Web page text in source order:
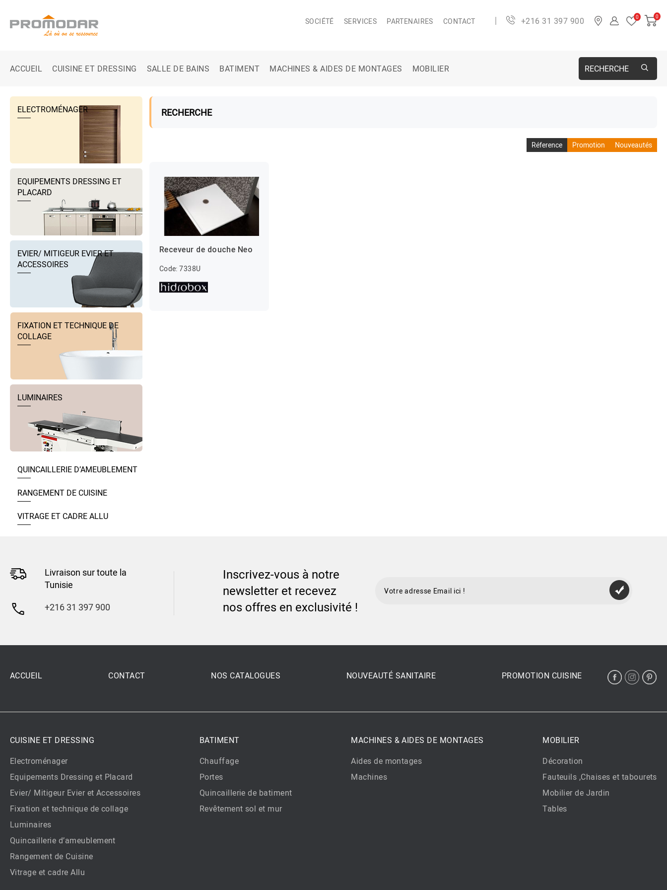
SOCIÉTÉ SERVICES PARTENAIRES CONTACT +216 31 397 900 0 0
ACCUEIL CUISINE ET DRESSING SALLE DE BAINS BATIMENT MACHINES & AIDES DE MONTAGES MOBILIER RECHERCHE
ELECTROMÉNAGER
EQUIPEMENTS DRESSING ET
PLACARD
EVIER/ MITIGEUR EVIER ET
ACCESSOIRES
FIXATION ET TECHNIQUE DE
COLLAGE
LUMINAIRES
QUINCAILLERIE D’AMEUBLEMENT
RANGEMENT DE CUISINE
VITRAGE ET CADRE ALLU
RECHERCHE
Réference Promotion Nouveautés
Receveur de douche Neo
Code: 7338U
Livraison sur toute la
Tunisie
+216 31 397 900
Inscrivez-vous à notre
newsletter et recevez
nos offres en exclusivité !
ACCUEIL CONTACT NOS CATALOGUES NOUVEAUTÉ SANITAIRE PROMOTION CUISINE
CUISINE ET DRESSING
Electroménager
Equipements Dressing et Placard
Evier/ Mitigeur Evier et Accessoires
Fixation et technique de collage
Luminaires
Quincaillerie d’ameublement
Rangement de Cuisine
Vitrage et cadre Allu
BATIMENT
Chauffage
Portes
Quincaillerie de batiment
Revêtement sol et mur
MACHINES & AIDES DE MONTAGES
Aides de montages
Machines
MOBILIER
Décoration
Fauteuils ,Chaises et tabourets
Mobilier de Jardin
Tables